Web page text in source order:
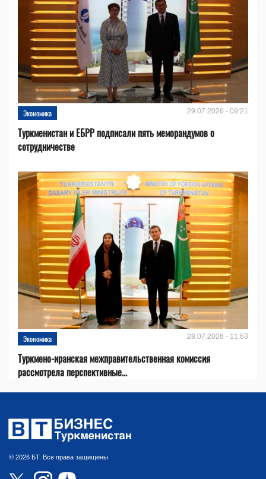
Экономика 29.07.2026 - 09:21
Туркменистан и ЕБРР подписали пять меморандумов о
сотрудничестве
Экономика 28.07.2026 - 11:53
Туркмено-иранская межправительственная комиссия
рассмотрела перспективные...
© 2026 БТ. Все права защищены.